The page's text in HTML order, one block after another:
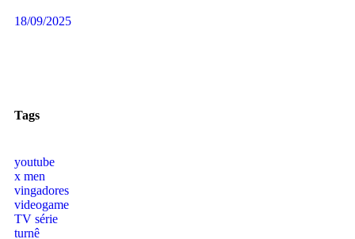
18/09/2025
Tags
youtube
x men
vingadores
videogame
TV série
turnê